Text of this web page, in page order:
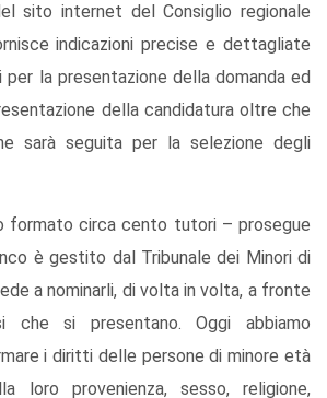
sito internet del Consiglio regionale
indicazioni precise e dettagliate
la presentazione della domanda ed
della candidatura oltre che
sarà seguita per la selezione degli
formato circa cento tutori – prosegue
è gestito dal Tribunale dei Minori di
a nominarli, di volta in volta, a fronte
che si presentano. Oggi abbiamo
i diritti delle persone di minore età
loro provenienza, sesso, religione,